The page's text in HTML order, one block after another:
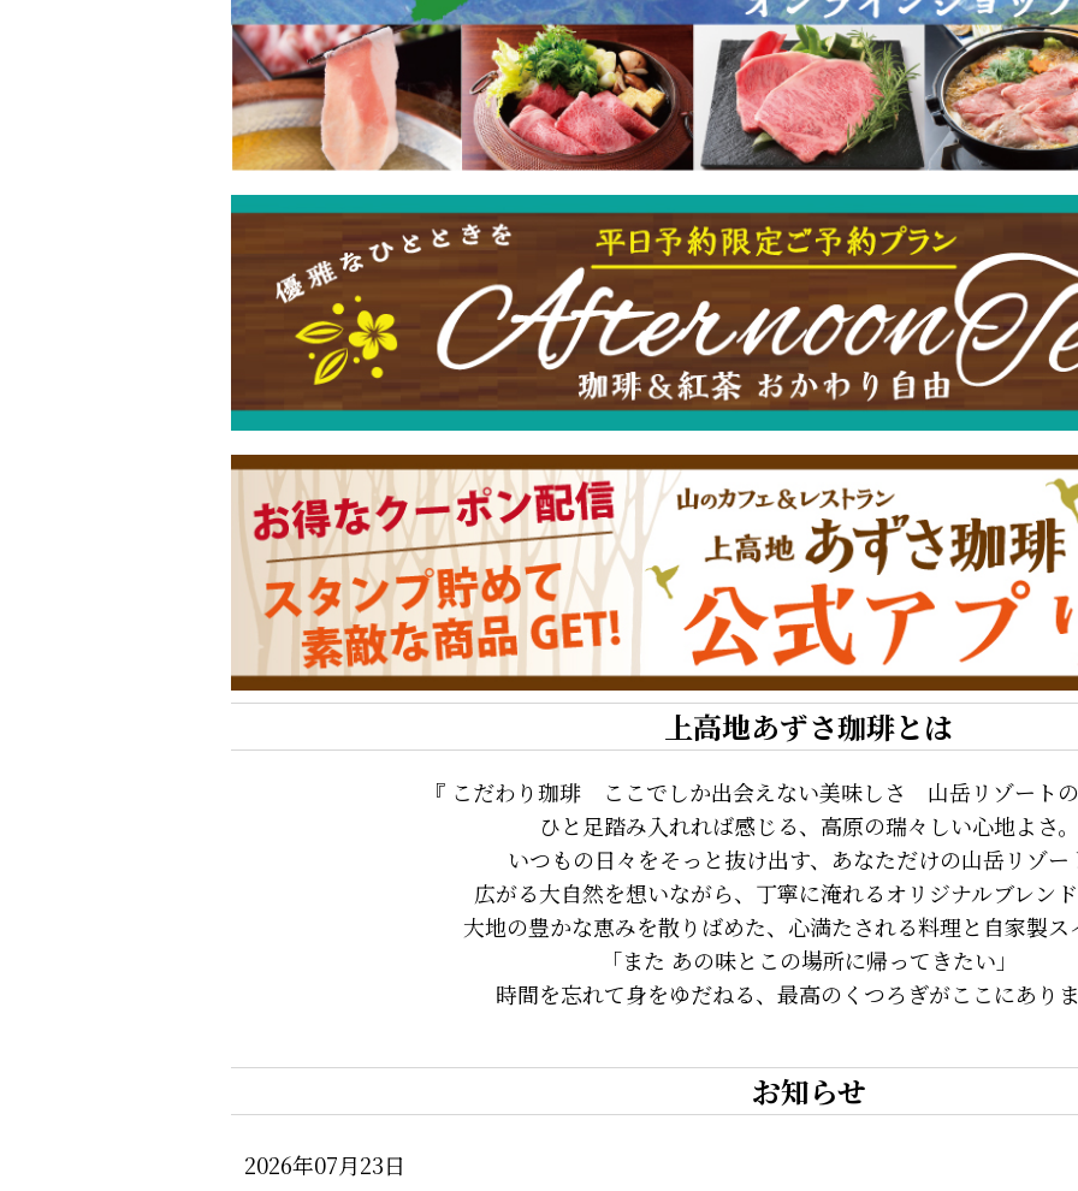
上高地あずさ珈琲とは
『 こだわり珈琲 ここでしか出会えない美味しさ 山岳リゾート
ひと足踏み入れれば感じる、高原の瑞々しい心地よさ。
いつもの日々をそっと抜け出す、あなただけの山岳リゾー
広がる大自然を想いながら、丁寧に淹れるオリジナルブレン
大地の豊かな恵みを散りばめた、心満たされる料理と自家製ス
「また あの味とこの場所に帰ってきたい」
時間を忘れて身をゆだねる、最高のくつろぎがここにあり
お知らせ
2026年07月23日